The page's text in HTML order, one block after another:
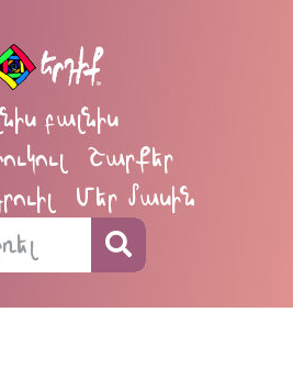
բալնիս
Շարքեր
Մեր մասին